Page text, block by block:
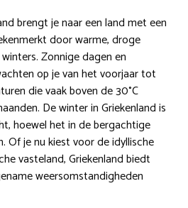
brengt je naar een land met een
door warme, droge
Zonnige dagen en
op je van het voorjaar tot
die vaak boven de 30°C
De winter in Griekenland is
hoewel het in de bergachtige
Of je nu kiest voor de idyllische
vasteland, Griekenland biedt
weersomstandigheden